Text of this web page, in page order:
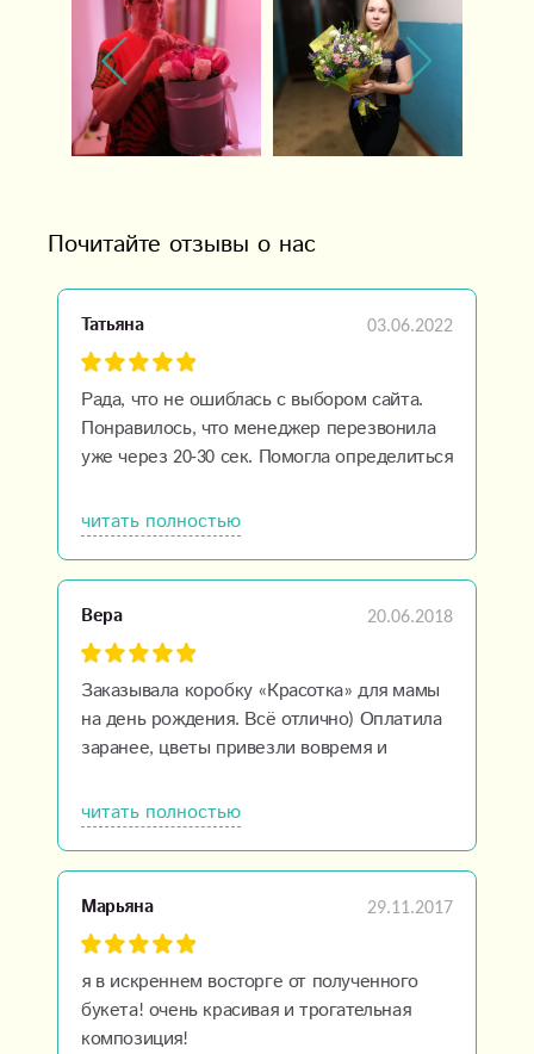
Почитайте отзывы о нас
Татьяна 03.06.2022
Рада, что не ошиблась с выбором сайта.
Понравилось, что менеджер перезвонила
уже через 20-30 сек. Помогла определиться
возможность сделать скидку. Доставили
вовремя.
читать полностью
Вера 20.06.2018
Заказывала коробку «Красотка» для мамы
на день рождения. Всё отлично) Оплатила
заранее, цветы привезли вовремя и
довольна)
читать полностью
Марьяна 29.11.2017
я в искреннем восторге от полученного
букета! очень красивая и трогательная
композиция!